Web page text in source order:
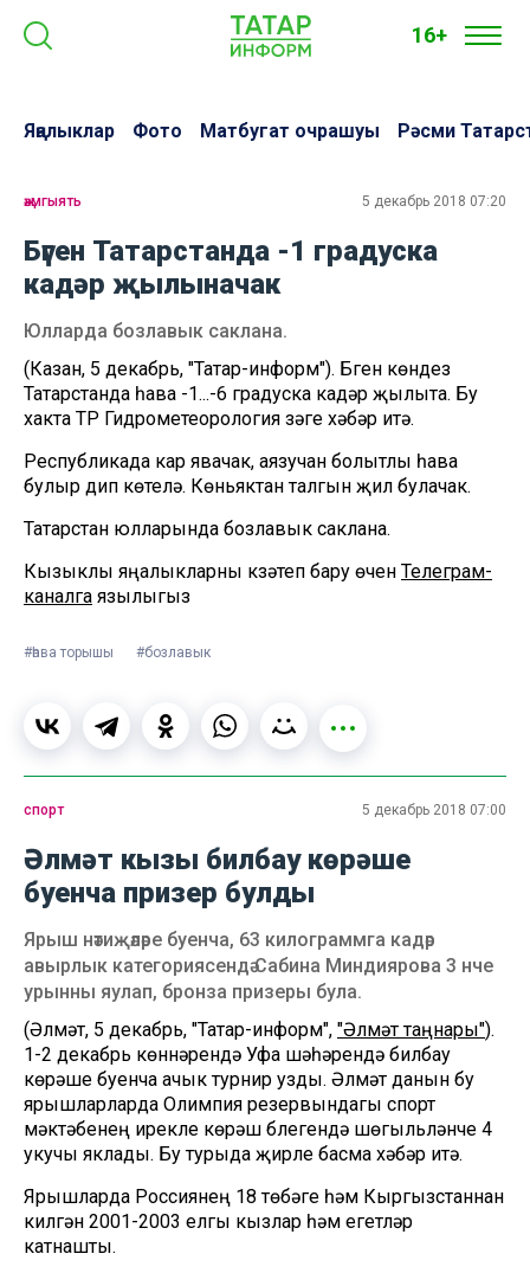
16+
Яңалыклар Фото Матбугат очрашуы Рәсми
җәмгыять 5 декабрь 2018 07:20
Бүген Татарстанда -1 градуска
кадәр җылыначак
Юлларда бозлавык саклана.
(Казан, 5 декабрь, "Татар-информ"). Бүген көндез
Татарстанда һава -1...-6 градуска кадәр җылыта. Бу
хакта ТР Гидрометеорология үзәге хәбәр итә.
Республикада кар явачак, аязучан болытлы һава
булыр дип көтелә. Көньяктан талгын җил булачак.
Татарстан юлларында бозлавык саклана.
Кызыклы яңалыкларны күзәтеп бару өчен Телеграм-
каналга язылыгыз
#һава торышы #бозлавык
спорт 5 декабрь 2018 07:00
Әлмәт кызы билбау көрәше
буенча призер булды
Ярыш нәтиҗәләре буенча, 63 килограммга кадәр
авырлык категориясендә Сабина Миндиярова 3 нче
урынны яулап, бронза призеры була.
(Әлмәт, 5 декабрь, "Татар-информ", "Әлмәт таңнары").
1-2 декабрь көннәрендә Уфа шәһәрендә билбау
көрәше буенча ачык турнир узды. Әлмәт данын бу
ярышларларда Олимпия резервындагы спорт
мәктәбенең ирекле көрәш бүлегендә шөгыльләнүче 4
укучы яклады. Бу турыда җирле басма хәбәр итә.
Ярышларда Россиянең 18 төбәге һәм Кыргызстаннан
килгән 2001-2003 елгы кызлар һәм егетләр
катнашты.